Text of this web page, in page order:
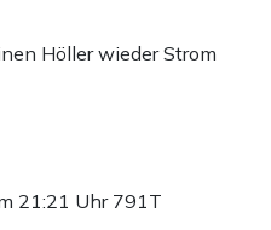
Höller wieder Strom
21:21 Uhr 791T